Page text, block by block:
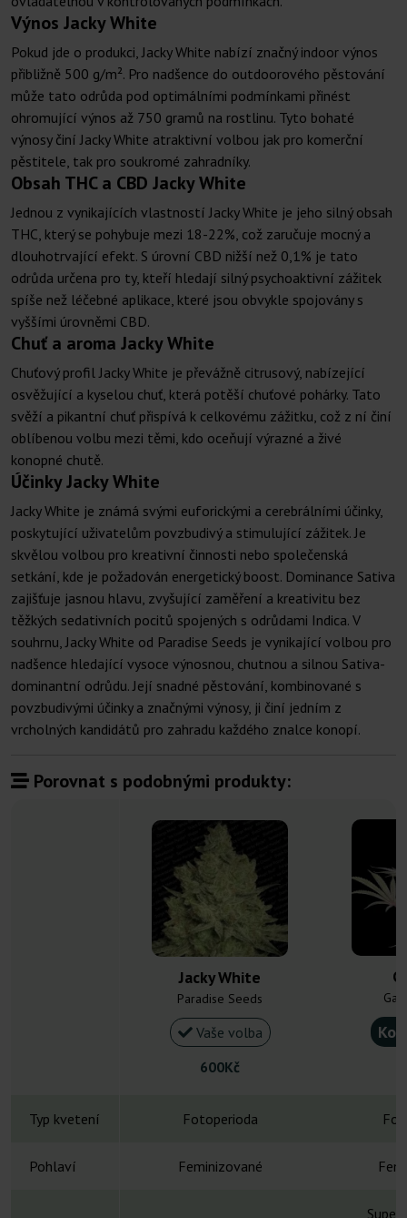
Výnos Jacky White
Pokud jde o produkci, Jacky White nabízí značný indoor výnos
přibližně 500 g/m². Pro nadšence do outdoorového pěstování
může tato odrůda pod optimálními podmínkami přinést
ohromující výnos až 750 gramů na rostlinu. Tyto bohaté
výnosy činí Jacky White atraktivní volbou jak pro komerční
pěstitele, tak pro soukromé zahradníky.
Obsah THC a CBD Jacky White
Jednou z vynikajících vlastností Jacky White je jeho silný obsah
THC, který se pohybuje mezi 18-22%, což zaručuje mocný a
dlouhotrvající efekt. S úrovní CBD nižší než 0,1% je tato
odrůda určena pro ty, kteří hledají silný psychoaktivní zážitek
spíše než léčebné aplikace, které jsou obvykle spojovány s
vyššími úrovněmi CBD.
Chuť a aroma Jacky White
Chuťový profil Jacky White je převážně citrusový, nabízející
osvěžující a kyselou chuť, která potěší chuťové pohárky. Tato
svěží a pikantní chuť přispívá k celkovému zážitku, což z ní činí
oblíbenou volbu mezi těmi, kdo oceňují výrazné a živé
konopné chutě.
Účinky Jacky White
Jacky White je známá svými euforickými a cerebrálními účinky,
poskytující uživatelům povzbudivý a stimulující zážitek. Je
skvělou volbou pro kreativní činnosti nebo společenská
setkání, kde je požadován energetický boost. Dominance Sativa
zajišťuje jasnou hlavu, zvyšující zaměření a kreativitu bez
těžkých sedativních pocitů spojených s odrůdami Indica. V
souhrnu, Jacky White od Paradise Seeds je vynikající volbou pro
nadšence hledající vysoce výnosnou, chutnou a silnou Sativa-
dominantní odrůdu. Její snadné pěstování, kombinované s
povzbudivými účinky a značnými výnosy, ji činí jedním z
vrcholných kandidátů pro zahradu každého znalce konopí.
Porovnat s podobnými produkty:
Jacky White
Paradise Seeds
Vaše volba
600Kč
Typ kvetení Fotoperioda
Pohlaví Feminizované
Super